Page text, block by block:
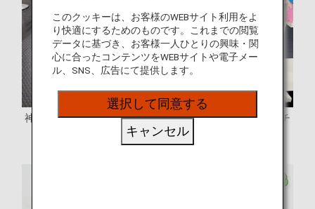
神戸空港のANAチェックインカウンター前にあるガチャガチ
ャ
このクッキーは、お客様のWEBサイト利用をよ
り快適にするためのものです。これまでの閲覧
データに基づき、お客様一人ひとりの興味・関
心に合ったコンテンツをWEBサイトや電子メー
ル、SNS、広告にて提供します。
選択して同意する
キャンセル